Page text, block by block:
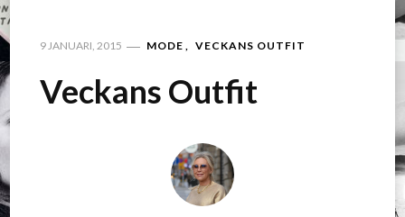
9 JANUARI, 2015 MODE VECKANS OUTFIT
Veckans Outfit